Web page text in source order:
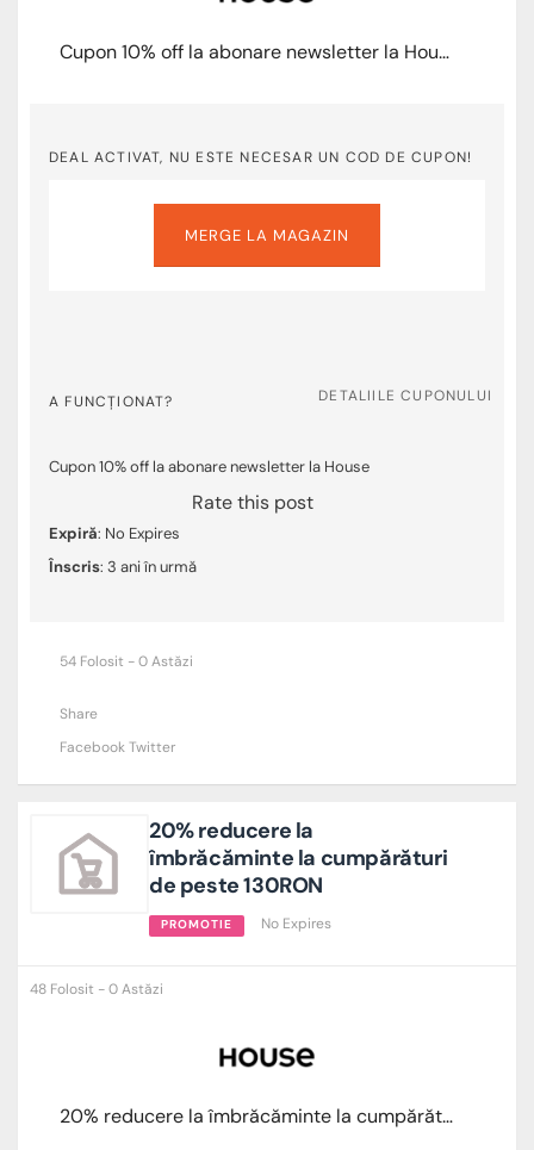
Cupon 10% off la abonare newsletter la House
DEAL ACTIVAT, NU ESTE NECESAR UN COD DE CUPON!
MERGE LA MAGAZIN
A FUNCȚIONAT? DETALIILE CUPONULUI
Cupon 10% off la abonare newsletter la House
Rate this post
Expiră: No Expires
Înscris: 3 ani în urmă
54 Folosit - 0 Astăzi
Share
FacebookTwitter
20% reducere la
îmbrăcăminte la cumpărături
de peste 130RON
PROMOTIE No Expires
48 Folosit - 0 Astăzi
20% reducere la îmbrăcăminte la cumpărături de peste 130RON